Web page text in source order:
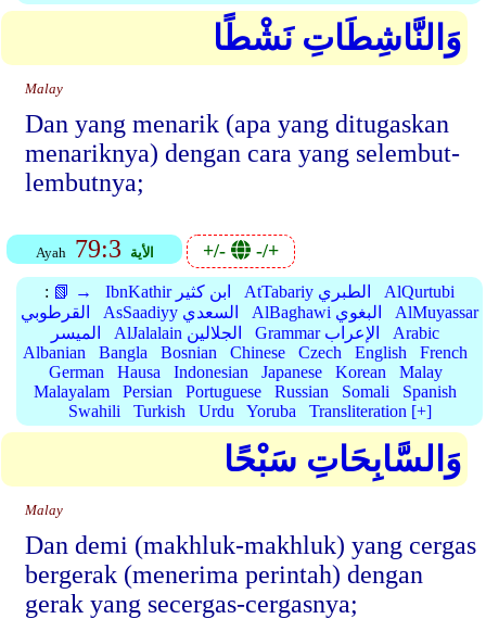
وَالنَّاشِطَاتِ نَشْطًا
Malay
Dan yang menarik (apa yang ditugaskan
menariknya) dengan cara yang selembut-
lembutnya;
Ayah 79:3 الأية +/- -/+
: 📗 → IbnKathir ابن كثير AtTabariy الطبري
AlQurtubi
القرطوبي
AsSaadiyy السعدي AlBaghawi البغوي
AlMuyassar
الميسر
AlJalalain الجلالين Grammar الإعراب
Arabic
Albanian
Bangla Bosnian Chinese Czech English
French
German
Hausa Indonesian Japanese Korean
Malay
Malayalam
Persian Portuguese Russian Somali
Spanish
Swahili
Turkish Urdu Yoruba Transliteration [+]
وَالسَّابِحَاتِ سَبْحًا
Malay
Dan demi (makhluk-makhluk) yang cergas
bergerak (menerima perintah) dengan
gerak yang secergas-cergasnya;